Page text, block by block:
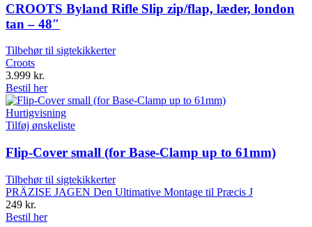
CROOTS Byland Rifle Slip zip/flap, læder, london
tan – 48″
Tilbehør til sigtekikkerter
Croots
3.999 kr.
Bestil her
Hurtigvisning
Tilføj ønskeliste
Flip-Cover small (for Base-Clamp up to 61mm)
Tilbehør til sigtekikkerter
PRÄZISE JAGEN Den Ultimative Montage til Præcis J
249 kr.
Bestil her